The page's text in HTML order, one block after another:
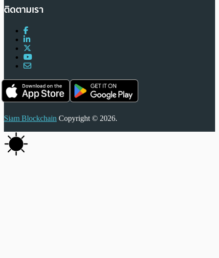
ติดตามเรา
Siam Blockchain Copyright © 2026.